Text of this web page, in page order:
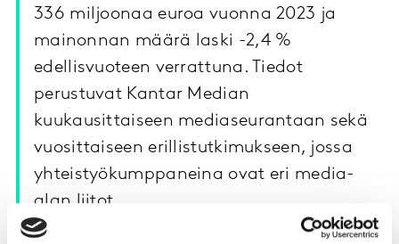
336 miljoonaa euroa vuonna 2023 ja
mainonnan määrä laski -2,4 %
edellisvuoteen verrattuna. Tiedot
perustuvat Kantar Median
kuukausittaiseen mediaseurantaan sekä
vuosittaiseen erillistutkimukseen, jossa
yhteistyökumppaneina ovat eri media-
alan liitot.